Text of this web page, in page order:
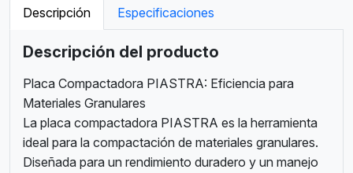
Descripción Especificaciones
Descripción del producto
Placa Compactadora PIASTRA: Eficiencia para
Materiales Granulares
La placa compactadora PIASTRA es la herramienta
ideal para la compactación de materiales granulares.
Diseñada para un rendimiento duradero y un manejo